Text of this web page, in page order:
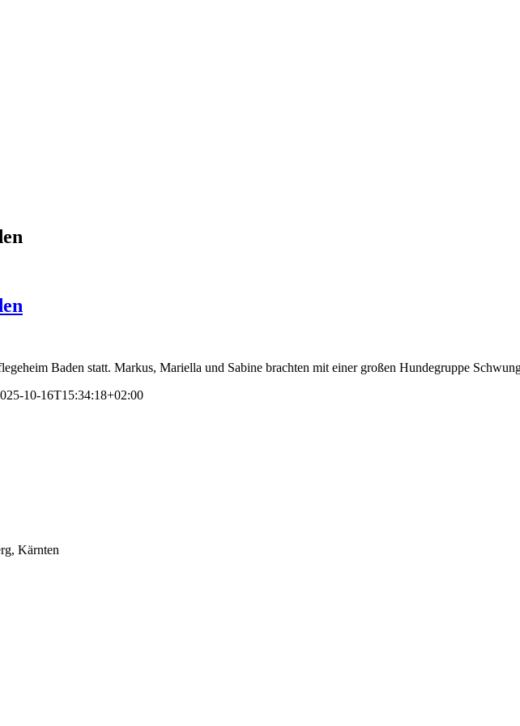
Baden statt. Markus, Mariella und Sabine brachten mit einer großen Hundegruppe
10-16T15:34:18+02:00
Kärnten